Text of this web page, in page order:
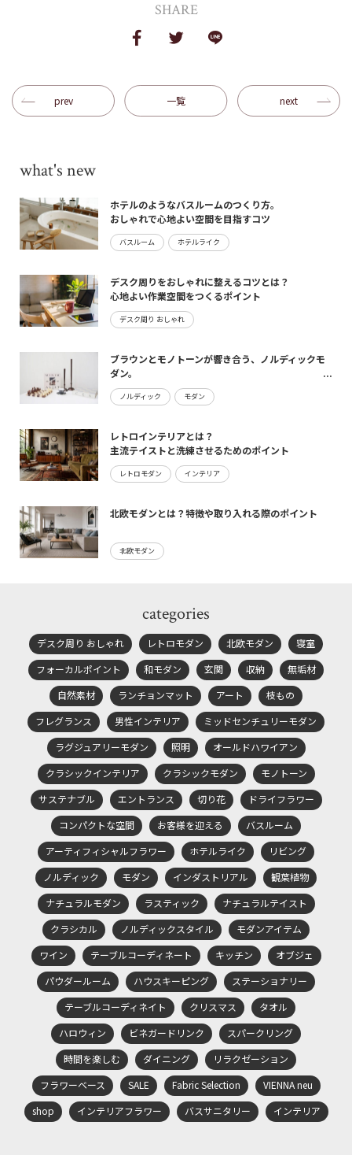
SHARE
prev next
一覧
what's new
ホテルのようなバスルームのつくり方。
おしゃれで心地よい空間を目指すコツ
バスルーム ホテルライク
デスク周りをおしゃれに整えるコツとは？
心地よい作業空間をつくるポイント
デスク周り おしゃれ
ブラウンとモノトーンが響き合う、ノルディックモ
ダン。
maturite新作のご案内
ノルディック モダン
レトロインテリアとは？
主流テイストと洗練させるためのポイント
レトロモダン インテリア
北欧モダンとは？特徴や取り入れる際のポイント
北欧モダン
categories
デスク周り おしゃれ レトロモダン 北欧モダン
寝室
フォーカルポイント
和モダン 玄関 収納
無垢材
自然素材
ランチョンマット アート
枝もの
フレグランス
男性インテリア
ミッドセンチュリーモダン
ラグジュアリーモダン
照明
オールドハワイアン
クラシックインテリア
クラシックモダン
モノトーン
サステナブル
エントランス 切り花
ドライフラワー
コンパクトな空間
お客様を迎える
バスルーム
アーティフィシャルフラワー
ホテルライク
リビング
ノルディック
モダン インダストリアル
観葉植物
ナチュラルモダン
ラスティック
ナチュラルテイスト
クラシカル
ノルディックスタイル
モダンアイテム
ワイン
テーブルコーディネート キッチン
オブジェ
パウダールーム
ハウスキーピング
ステーショナリー
テーブルコーディネイト
クリスマス
タオル
ハロウィン
ビネガードリンク
スパークリング
時間を楽しむ
ダイニング
リラクゼーション
フラワーベース
SALE Fabric Selection
VIENNA neu
shop
インテリアフラワー バスサニタリー インテリア